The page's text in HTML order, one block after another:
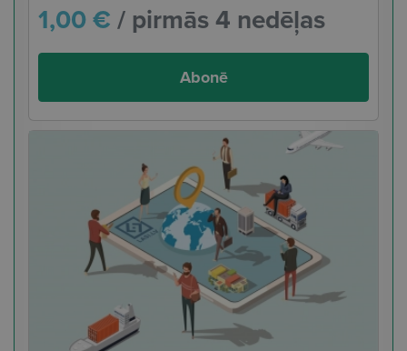
1,00 €/ pirmās 4 nedēļas
Abonē